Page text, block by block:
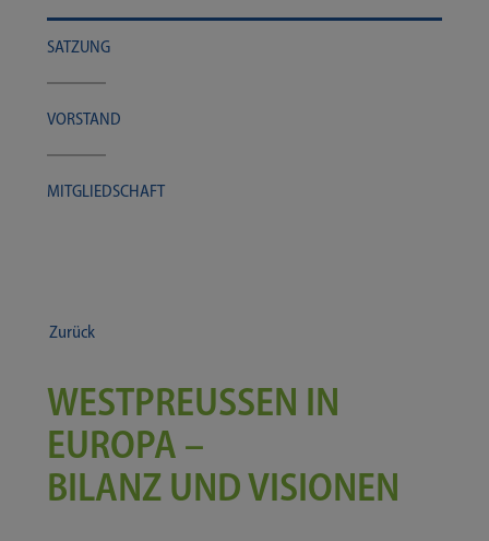
SAT­ZUNG
VOR­STAND
MIT­GLIED­SCHAFT
Zurück
WESTPREUSSEN IN E
UROPA –
BILANZ UND VISIONEN